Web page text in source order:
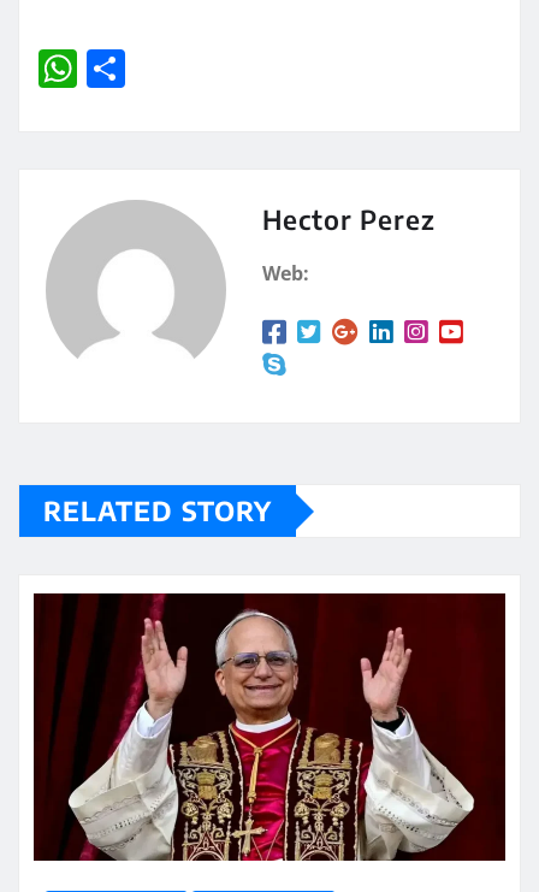
W
A
p
rt
Hector Perez
Web:
RELATED STORY